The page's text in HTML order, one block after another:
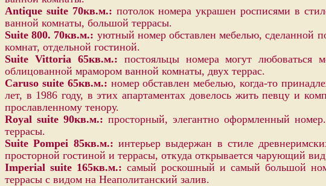
Antique suite 70кв.м.: потолок номера украшен росписями в
ванной комнаты, большой террасы.
Suite 800. 70кв.м.: уютный номер обставлен мебелью, сделанной
комнат, отдельной гостиной.
Suite Vittoria 65кв.м.: постояльцы номера могут любоваться
облицованной мрамором ванной комнаты, двух террас.
Caruso suite 65кв.м.: номер обставлен мебелью, когда-то
лет, в 1986 году, в этих апартаментах довелось жить певцу и
прославленному тенору.
Royal suite 90кв.м.: просторный, элегантно оформленный
террасы.
Suite Pompei 85кв.м.: интерьер выдержан в стиле
просторной гостиной и террасы, откуда открывается чарующий
Imperial suite 165кв.м.: самый роскошный и самый большой
террасы с видом на Неаполитанский залив.